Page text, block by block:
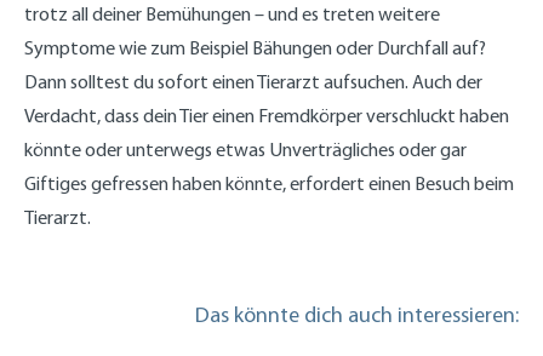
trotz all deiner Bemühungen – und es treten weitere
Symptome wie zum Beispiel Bähungen oder Durchfall auf?
Dann solltest du sofort einen Tierarzt aufsuchen. Auch der
Verdacht, dass dein Tier einen Fremdkörper verschluckt haben
könnte oder unterwegs etwas Unverträgliches oder gar
Giftiges gefressen haben könnte, erfordert einen Besuch beim
Tierarzt.
Das könnte dich auch interessieren: